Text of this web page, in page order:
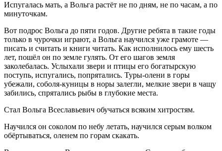
Испугалась мать, а Вольга растёт не по дням, не по часам, а по
минуточкам.
Вот подрос Вольга до пяти годов. Другие ребята в такие годы
только в чурочки играют, а Вольга научился уже грамоте —
писать и считать и книги читать. Как исполнилось ему шесть
лет, пошёл он по земле гулять. От его шагов земля
заколебалась. Услыхали звери и птицы его богатырскую
поступь, испугались, попрятались. Туры-олени в горы
убежали, соболя-куницы в норы залегли, мелкие звери в чащу
забились, спрятались рыбы в глубокие места.
Стал Вольга Всеславьевич обучаться всяким хитростям.
Научился он соколом по небу летать, научился серым волком
обёртываться, оленем по горам скакать.